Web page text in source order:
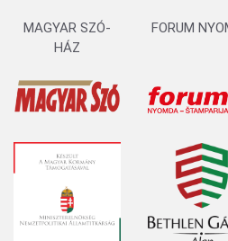
MAGYAR SZÓ-
HÁZ
FORUM